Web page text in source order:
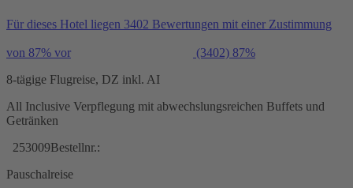
Für dieses Hotel liegen 3402 Bewertungen mit einer Zustimmung
von 87% vor (3402) 87%
8-tägige Flugreise, DZ inkl. AI
All Inclusive Verpflegung mit abwechslungsreichen Buffets und
Getränken
253009Bestellnr.:
Pauschalreise